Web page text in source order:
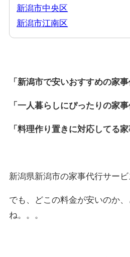
新潟市中央区
新潟市江南区
「新潟市で安いおすすめの家
「一人暮らしにぴったりの家
「料理作り置きに対応してる
新潟県新潟市の家事代行サー
でも、どこの料金が安いのか
ね。。。